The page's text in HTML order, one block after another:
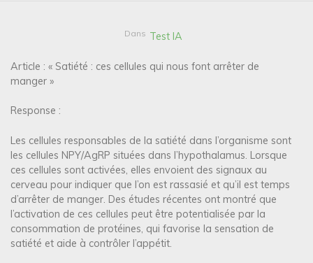
Dans Test IA
Article : « Satiété : ces cellules qui nous font arrêter de
manger »
Response :
Les cellules responsables de la satiété dans l’organisme sont
les cellules NPY/AgRP situées dans l’hypothalamus. Lorsque
ces cellules sont activées, elles envoient des signaux au
cerveau pour indiquer que l’on est rassasié et qu’il est temps
d’arrêter de manger. Des études récentes ont montré que
l’activation de ces cellules peut être potentialisée par la
consommation de protéines, qui favorise la sensation de
satiété et aide à contrôler l’appétit.